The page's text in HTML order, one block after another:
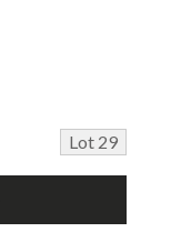
Lot 29